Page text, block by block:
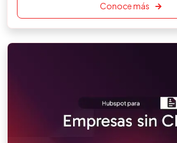
Conoce más